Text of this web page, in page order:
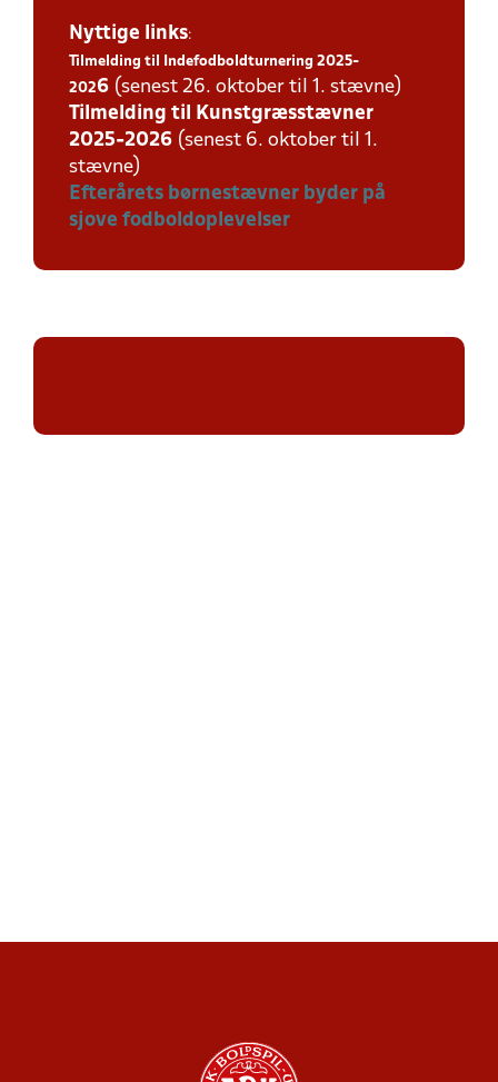
Nyttige links:
Tilmelding til Indefodboldturnering 2025-
2026 (senest 26. oktober til 1. stævne)
Tilmelding til Kunstgræsstævner
2025-2026 (senest 6. oktober til 1.
stævne)
Efterårets børnestævner byder på
sjove fodboldoplevelser